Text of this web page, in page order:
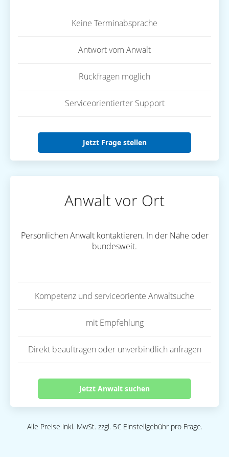
Keine Terminabsprache
Antwort vom Anwalt
Rückfragen möglich
Serviceorientierter Support
Jetzt Frage stellen
Anwalt vor Ort
Persönlichen Anwalt kontaktieren. In der Nähe oder
bundesweit.
Kompetenz und serviceoriente Anwaltsuche
mit Empfehlung
Direkt beauftragen oder unverbindlich anfragen
Jetzt Anwalt suchen
Alle Preise inkl. MwSt. zzgl. 5€ Einstellgebühr pro Frage.